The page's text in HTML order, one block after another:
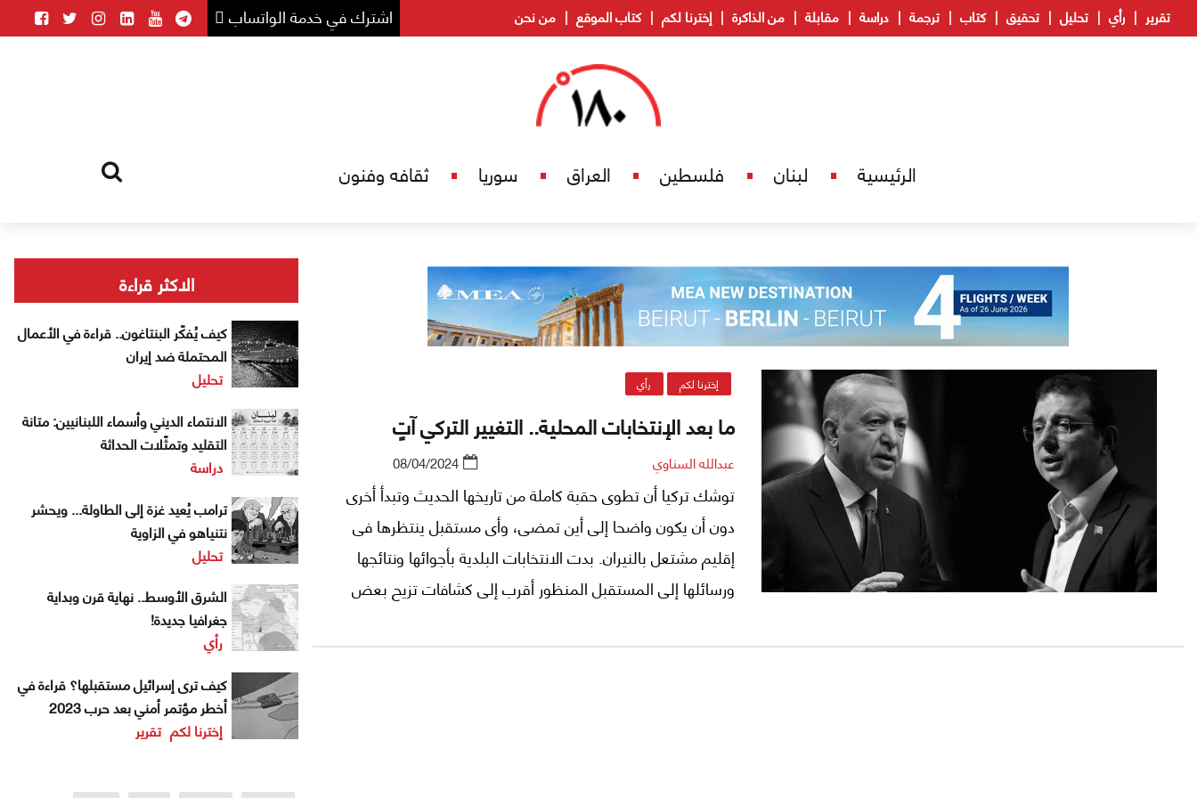
اشترك في خدمة الواتساب تقرير رأي تحليل تحقيق كتاب ترجمة دراسة مقابلة من الذاكرة إخترنا لكم كتاب الموقع من نحن
الرئيسية لبنان فلسطين العراق سوريا ثقافه وفنون
إخترنا لكم رأي
ما بعد الإنتخابات المحلية.. التغيير التركي آتٍ
عبدالله السناوي 08/04/2024
توشك تركيا أن تطوى حقبة كاملة من تاريخها الحديث وتبدأ أخرى
دون أن يكون واضحا إلى أين تمضى، وأى مستقبل ينتظرها فى
إقليم مشتعل بالنيران. بدت الانتخابات البلدية بأجوائها ونتائجها
ورسائلها إلى المستقبل المنظور أقرب إلى كشافات تزيح بعض
فترة غير قصيرة. أطلت مجددًا التساؤلات نفسها، التى صاحبت
الاكثر قراءة
كيف يُفكّر البنتاغون.. قراءة في الأعمال
المحتملة ضد إيران
تحليل
الانتماء الديني وأسماء اللبنانيين: متانة
التقليد وتمثّلات الحداثة
دراسة
ترامب يُعيد غزة إلى الطاولة... ويحشر
نتنياهو في الزاوية
تحليل
الشرق الأوسط.. نهاية قرن وبداية
جغرافيا جديدة!
رأي
كيف ترى إسرائيل مستقبلها؟ قراءة في
أخطر مؤتمر أمني بعد حرب 2023
إخترنا لكم تقرير